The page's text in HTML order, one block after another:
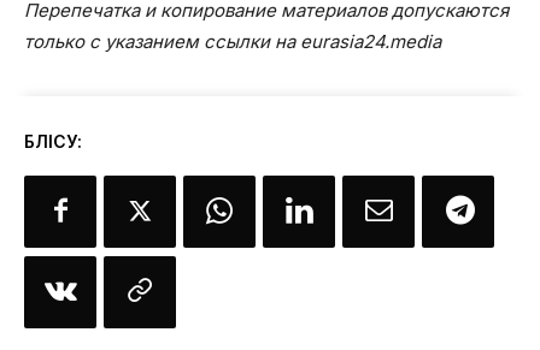
Перепечатка и копирование материалов допускаются
только с указанием ссылки на eurasia24.media
БӨЛІСУ: